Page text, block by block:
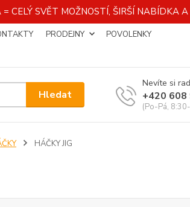
CELÝ SVĚT MOŽNOSTÍ, ŠIRŠÍ NABÍDKA
PRODEJNY
POVOLENKY
Hledat
Nevíte si
+420 608
(Po-Pá,
HÁČKY JIG